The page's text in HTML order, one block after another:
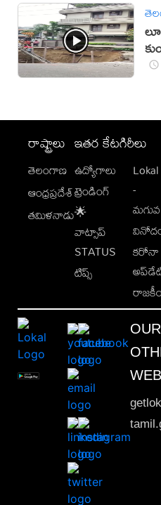
రాష్ట్రాలు
తెలంగాణ
ఆంధ్రప్రదేశ్
తమిళనాడు
ఇతర కేటగిరీలు
ఉద్యోగాలు
ట్రెండింగ్
🌟
వాట్సాప్
STATUS
టిప్స్
Lokal
-
మగువ
కరోనా
OUR